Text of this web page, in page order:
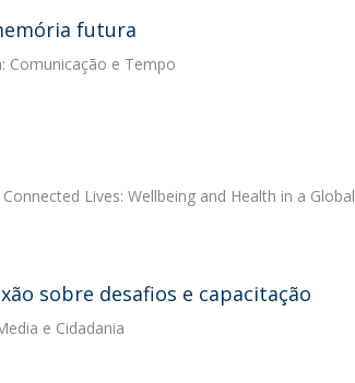
futura
Comunicação e Tempo
Lives: Wellbeing and Health in a
sobre desafios e capacitação
e Cidadania